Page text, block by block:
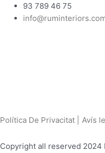
93 789 46 75
Política De Privacitat | Avís
Copyright all reserved